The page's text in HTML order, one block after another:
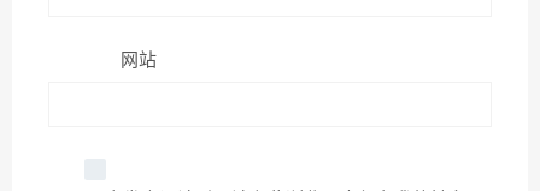
网站